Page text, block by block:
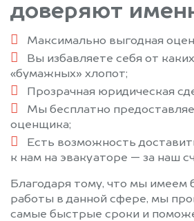
доверяют
Максимально выгодная
Вы избавляете себя от
«бумажных» хлопот;
Прозрачная юридическая
Мы бесплатно
оценщика;
Есть возможность
к нам на эвакуаторе — за наш
Благодаря тому, что мы имеем
работы в данной сфере, мы
самые быстрые сроки и